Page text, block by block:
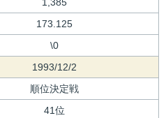
173.125
\0
1993/12/2
順位決定戦
41位